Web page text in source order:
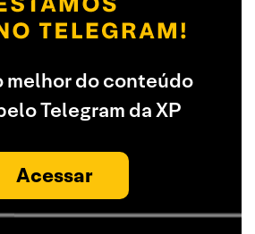
melhor do conteúdo
Telegram da XP
Acessar